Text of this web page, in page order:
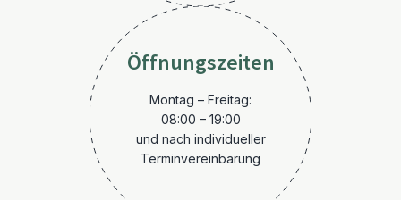
Öffnungszeiten
Montag – Freitag:
08:00 – 19:00
und nach individueller
Terminvereinbarung